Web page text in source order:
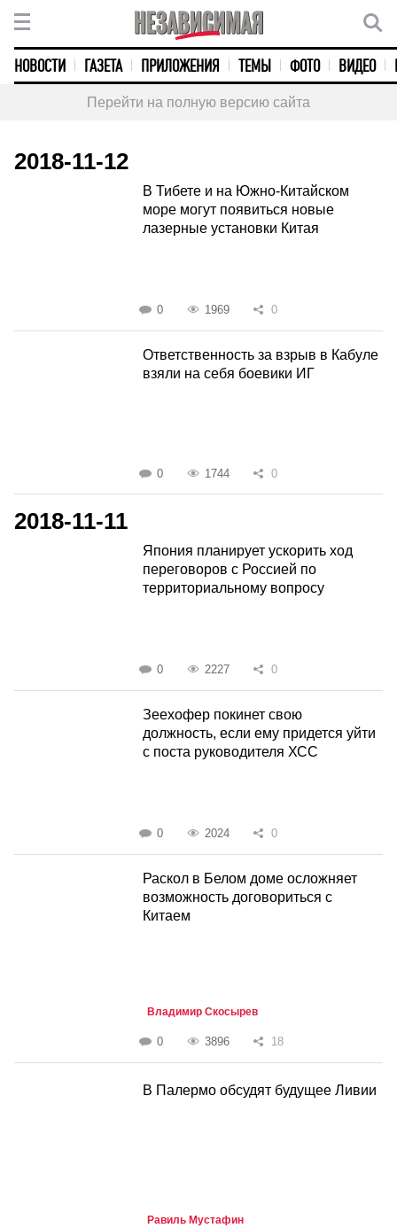
НОВОСТИ ГАЗЕТА ПРИЛОЖЕНИЯ ТЕМЫ ФОТО ВИДЕО
Перейти на полную версию сайта
2018-11-12
В Тибете и на Южно-Китайском
море могут появиться новые
лазерные установки Китая
0 1969 0
Ответственность за взрыв в Кабуле
взяли на себя боевики ИГ
0 1744 0
2018-11-11
Япония планирует ускорить ход
переговоров с Россией по
территориальному вопросу
0 2227 0
Зеехофер покинет свою
должность, если ему придется уйти
с поста руководителя ХСС
0 2024 0
Раскол в Белом доме осложняет
возможность договориться с
Китаем
Владимир Скосырев
0 3896 18
В Палермо обсудят будущее Ливии
Равиль Мустафин